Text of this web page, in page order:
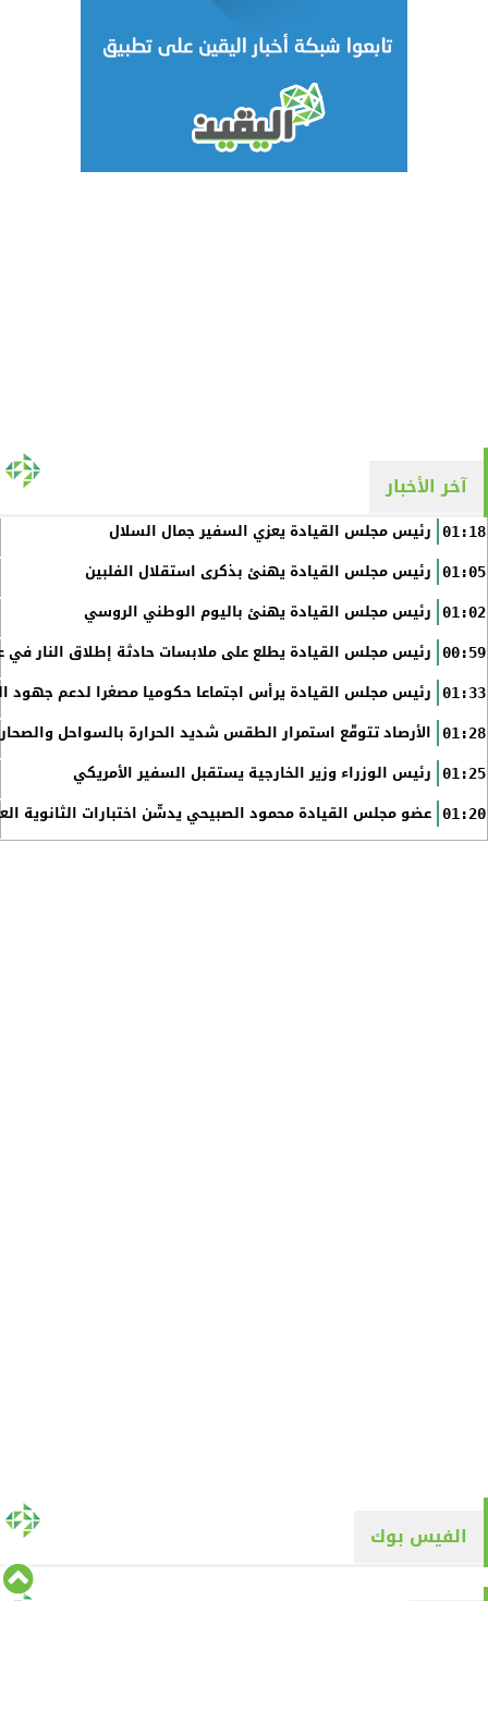
آخر الأخبار
01:18 رئيس مجلس القيادة يعزي السفير جمال السلال
01:05 رئيس مجلس القيادة يهنئ بذكرى استقلال الفلبين
01:02 رئيس مجلس القيادة يهنئ باليوم الوطني الروسي
00:59 رئيس مجلس القيادة يطلع على ملابسات حادثة إطلاق النار في
01:33 رئيس مجلس القيادة يرأس اجتماعا حكوميا مصغرا لدعم جهود
01:28 الأرصاد تتوقّع استمرار الطقس شديد الحرارة بالسواحل
01:25 رئيس الوزراء وزير الخارجية يستقبل السفير الأمريكي
01:20 عضو مجلس القيادة محمود الصبيحي يدشّن اختبارات الثانوية
الفيس بوك